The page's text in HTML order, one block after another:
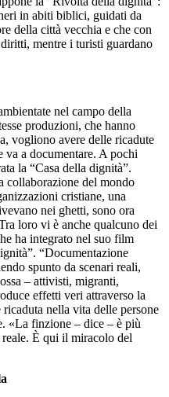
in abiti biblici, guidati da
della città vecchia e che con
mentre i turisti guardano
nel campo della
produzioni, che hanno
vogliono avere delle ricadute
va a documentare. A pochi
la “Casa della dignità”.
collaborazione del mondo
cristiane, una
nei ghetti, sono ora
loro vi è anche qualcuno dei
ha integrato nel suo film
“Documentazione
spunto da scenari reali,
– attivisti, migranti,
effetti veri attraverso la
nella vita delle persone
«La finzione – dice – è più
reale. È qui il miracolo del